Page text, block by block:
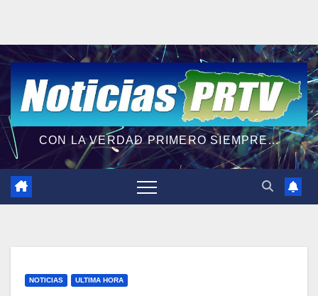
CON LA VERDAD PRIMERO SIEMPRE...
NOTICIAS ULTIMA HORA